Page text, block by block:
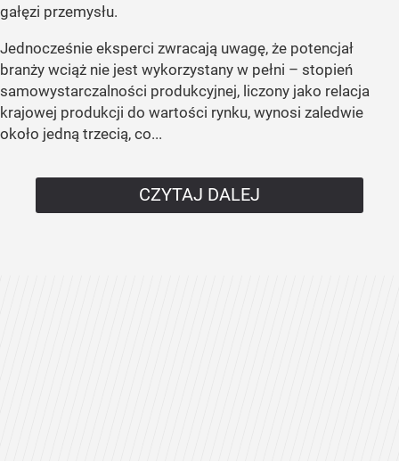
gałęzi przemysłu.
Jednocześnie eksperci zwracają uwagę, że potencjał
branży wciąż nie jest wykorzystany w pełni – stopień
samowystarczalności produkcyjnej, liczony jako relacja
krajowej produkcji do wartości rynku, wynosi zaledwie
około jedną trzecią, co...
CZYTAJ DALEJ